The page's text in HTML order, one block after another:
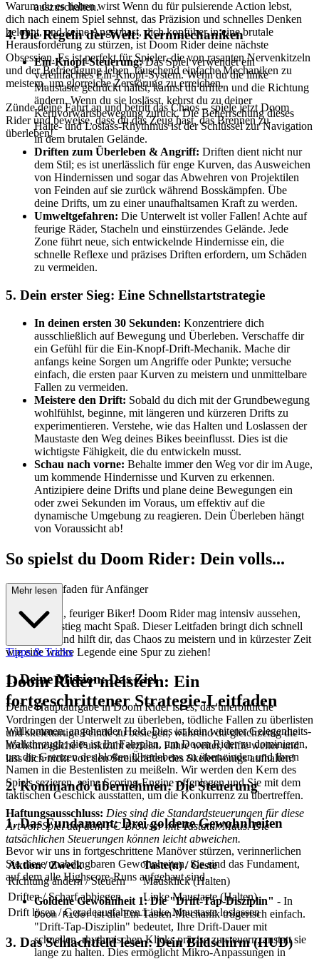
Warum du es lieben wirst Wenn du für pulsierende Action lebst,
dich nach einem Spiel sehnst, das Präzision und schnelles Denken
belohnt, und keine Angst hast, dich kopfüber in eine brutale
Herausforderung zu stürzen, ist Doom Rider deine nächste
Obsession. Es ist perfekt für Spieler, die von rasanten Nervenkitzeln
und der Befriedigung leben, täuschend einfache Mechaniken zu
meistern, um glorreiche Zerstörung zu erreichen.
Zünde deine Fahrt an und betritt das Chaos – spiele jetzt Doom
Rider und beweise, dass du das Zeug hast, das Brennen zu
überleben!
auszuschalten.
4. Die Regeln der Welt: Kernmechaniken
Ein-Knopf-Steuerung:Das Spiel verwendet ein
vereinfachtes Ein-Knopf-System. Wenn du die linke
Maustaste gedrückt hältst, kannst du driften und die Richtung
ändern. Wenn du sie loslässt, kehrst du zu deiner
Kernvorwärtsbewegung zurück. Die Beherrschung dieses
Halte- und Loslass-Rhythmus ist der Schlüssel zur Navigation
in dem brutalen Gelände.
Driften zum Überleben & Angriff: Driften dient nicht nur
dem Stil; es ist unerlässlich für enge Kurven, das Ausweichen
von Hindernissen und sogar das Abwehren von Projektilen
von Feinden auf sie zurück während Bosskämpfen. Übe
deine Drifts, um zu einer unaufhaltsamen Kraft zu werden.
Umweltgefahren: Die Unterwelt ist voller Fallen! Achte auf
feurige Räder, Stacheln und einstürzendes Gelände. Jede
Zone führt neue, sich entwickelnde Hindernisse ein, die
schnelle Reflexe und präzises Driften erfordern, um Schäden
zu vermeiden.
5. Dein erster Sieg: Eine Schnellstartstrategie
In deinen ersten 30 Sekunden: Konzentriere dich
ausschließlich auf Bewegung und Überleben. Verschaffe dir
ein Gefühl für die Ein-Knopf-Drift-Mechanik. Mache dir
anfangs keine Sorgen um Angriffe oder Punkte; versuche
einfach, die ersten paar Kurven zu meistern und unmittelbare
Fallen zu vermeiden.
Meistere den Drift: Sobald du dich mit der Grundbewegung
wohlfühlst, beginne, mit längeren und kürzeren Drifts zu
experimentieren. Verstehe, wie das Halten und Loslassen der
Maustaste den Weg deines Bikes beeinflusst. Dies ist die
wichtigste Fähigkeit, die du entwickeln musst.
Schau nach vorne: Behalte immer den Weg vor dir im Auge,
um kommende Hindernisse und Kurven zu erkennen.
Antizipiere deine Drifts und plane deine Bewegungen ein
oder zwei Sekunden im Voraus, um effektiv auf die
dynamische Umgebung zu reagieren. Dein Überleben hängt
von Voraussicht ab!
So spielst du Doom Rider: Dein volls...
tändiger Leitfaden für Anfänger
Willkommen, feuriger Biker! Doom Rider mag intensiv aussehen,
aber der Einstieg macht Spaß. Dieser Leitfaden bringt dich schnell
auf Touren und hilft dir, das Chaos zu meistern und in kürzester Zeit
wie eine wahre Legende eine Spur zu ziehen!
1. Deine Mission: Das Ziel
Deine Hauptaufgabe in Doom Rider ist es, das unerbittliche
Vordringen der Unterwelt zu überleben, tödliche Fallen zu überlisten
und skelettartige Feinde zu besiegen, während du gleichzeitig die
höchstmögliche Punktzahl erzielst. Fahre weiter, drifte weiter und
lass dich nicht von den Streitkräften des Skelettkönigs aufhalten!
2. Kommando übernehmen: Die Steuerung
Haftungsausschluss: Dies sind die Standardsteuerungen für diese
Art von Spiel auf dem PC-Browser mit Tastatur/Maus. Die
tatsächlichen Steuerungen können leicht abweichen.
Aktion / Zweck
Taste(n) / Geste
Richtung ändern / Steuern
Mausklick (Halten)
Driften / Scharf abbiegen
Linke Maustaste (Halten)
Drift lösen / Geradeausfahren Linke Maustaste loslassen
3. Das Schlachtfeld lesen: Dein Bildschirm (HUD)
Mehr lesen
Tipps & Tricks
Doom Rider meistern: Ein
fortgeschrittener Strategie-Leitfaden
Willkommen, angehender Held. Dies ist kein weiterer Gelegenheits-
Walkthrough; dies ist Ihr Fahrplan, um Doom Rider zu dominieren,
um die Grenzen des bloßen Überlebens zu überwinden und Ihren
Namen in die Bestenlisten zu meißeln. Wir werden den Kern des
Spiels sezieren, seine Scoring-Engine offenlegen und Sie mit dem
taktischen Geschick ausstatten, um die Konkurrenz zu übertreffen.
1. Das Fundament: Drei goldene Gewohnheiten
Bevor wir uns in fortgeschrittene Manöver stürzen, verinnerlichen
Sie diese unabdingbaren Gewohnheiten. Sie sind das Fundament,
auf dem alle Highscore-Runs aufgebaut sind.
Goldene Gewohnheit 1: Die "Drift-Tap-Disziplin" - In
Doom Riderist die Ein-Tasten-Mechanik trügerisch einfach.
"Drift-Tap-Disziplin" bedeutet, Ihre Drift-Dauer mit
schnellen, rhythmischen Klicks präzise zu steuern, anstatt sie
lange zu halten. Dies ermöglicht Mikro-Anpassungen in